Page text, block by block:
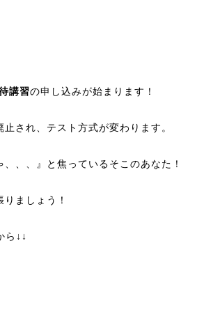
講習の申し込みが始まります！
され、テスト方式が変わります。
、、、』と焦っているそこのあなた！
りましょう！
ら↓↓